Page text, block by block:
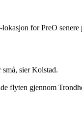
for PreO
sier Kolstad.
flyten gjennom